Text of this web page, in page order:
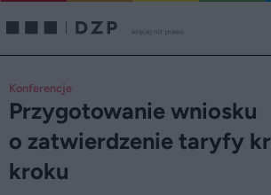
Konferencje
Przygotowanie wniosku
o zatwierdzenie taryfy
kroku